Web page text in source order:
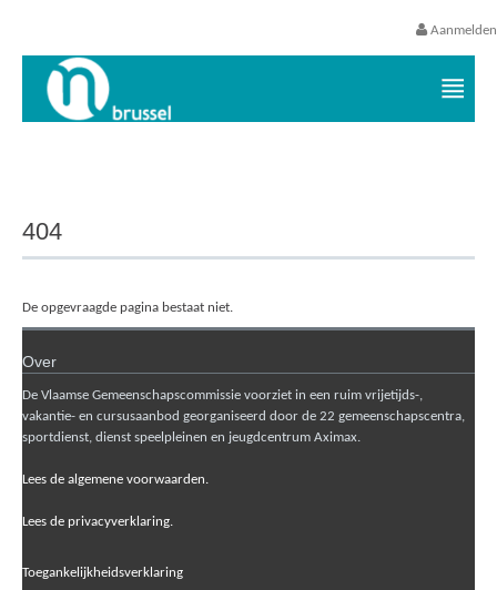
Aanmelden
404
De opgevraagde pagina bestaat niet.
Over
De Vlaamse Gemeenschapscommissie voorziet in een ruim vrijetijds-,
vakantie- en cursusaanbod georganiseerd door de 22 gemeenschapscentra,
sportdienst, dienst speelpleinen en jeugdcentrum Aximax.
Lees de algemene voorwaarden.
Lees de privacyverklaring.
Toegankelijkheidsverklaring